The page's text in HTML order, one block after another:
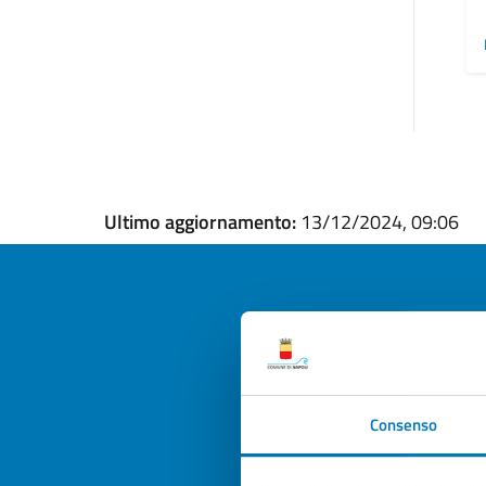
Consenso
Ultimo aggiornamento: 13/12/2024, 09:06
Valuta la